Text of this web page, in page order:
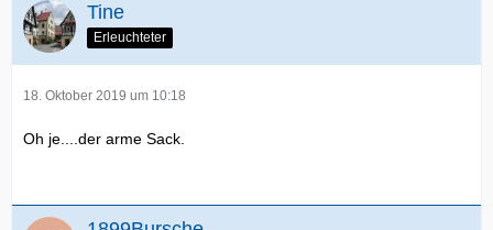
Tine
Erleuchteter
18. Oktober 2019 um 10:18
Oh je....der arme Sack.